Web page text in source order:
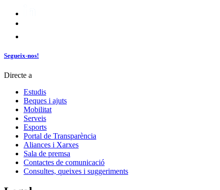
Segueix-nos!
Directe a
Estudis
Beques i ajuts
Mobilitat
Serveis
Esports
Portal de Transparència
Aliances i Xarxes
Sala de premsa
Contactes de comunicació
Consultes, queixes i suggeriments